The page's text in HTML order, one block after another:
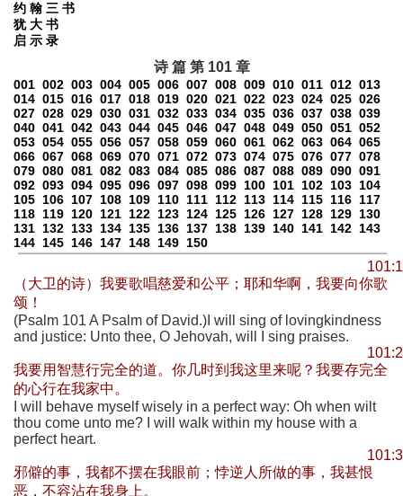
约 翰 三 书
犹 大 书
启 示 录
诗 篇 第 101 章
001 002 003 004 005 006 007 008 009 010 011 012 013
014 015 016 017 018 019 020 021 022 023 024 025 026
027 028 029 030 031 032 033 034 035 036 037 038 039
040 041 042 043 044 045 046 047 048 049 050 051 052
053 054 055 056 057 058 059 060 061 062 063 064 065
066 067 068 069 070 071 072 073 074 075 076 077 078
079 080 081 082 083 084 085 086 087 088 089 090 091
092 093 094 095 096 097 098 099 100 101 102 103 104
105 106 107 108 109 110 111 112 113 114 115 116 117
118 119 120 121 122 123 124 125 126 127 128 129 130
131 132 133 134 135 136 137 138 139 140 141 142 143
144 145 146 147 148 149 150
101:1
（大卫的诗）我要歌唱慈爱和公平；耶和华啊，我要向你歌
颂！
(Psalm 101 A Psalm of David.)I will sing of lovingkindness
and justice: Unto thee, O Jehovah, will I sing praises.
101:2
我要用智慧行完全的道。你几时到我这里来呢？我要存完全
的心行在我家中。
I will behave myself wisely in a perfect way: Oh when wilt
thou come unto me? I will walk within my house with a
perfect heart.
101:3
邪僻的事，我都不摆在我眼前；悖逆人所做的事，我甚恨
恶，不容沾在我身上。